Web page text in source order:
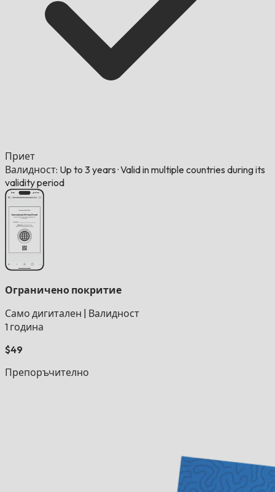
Приет
Валидност: Up to 3 years ·Valid in multiple countries during its
validity period
Ограничено покритие
Само дигитален
Валидност
1 година
$49
Препоръчително